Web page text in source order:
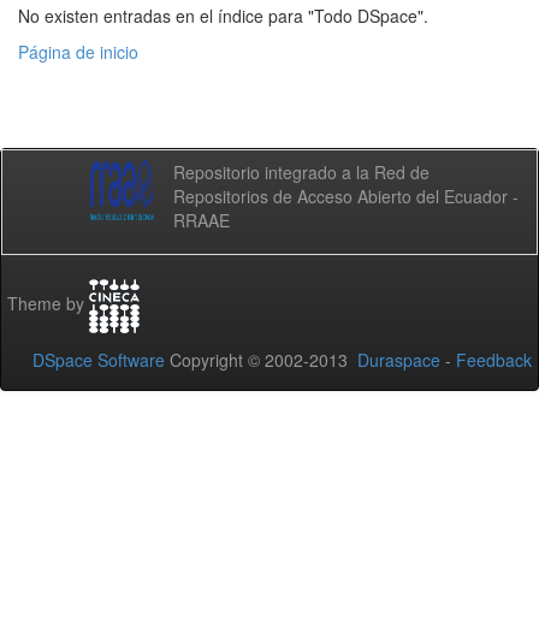
No existen entradas en el índice para "Todo DSpace".
Página de inicio
Repositorio integrado a la Red de
Repositorios de Acceso Abierto del Ecuador -
RRAAE
Theme by
DSpace Software Copyright © 2002-2013 Duraspace - Feedback